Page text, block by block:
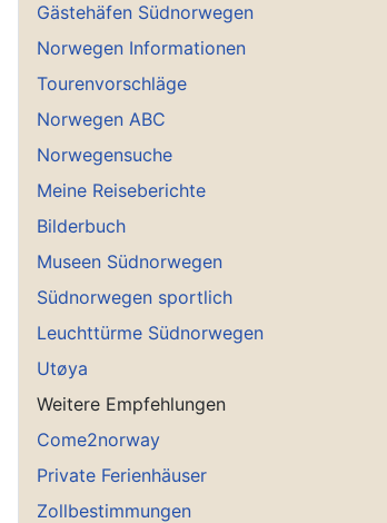
Gästehäfen Südnorwegen
Norwegen Informationen
Tourenvorschläge
Norwegen ABC
Norwegensuche
Meine Reiseberichte
Bilderbuch
Museen Südnorwegen
Südnorwegen sportlich
Leuchttürme Südnorwegen
Utøya
Weitere Empfehlungen
Come2norway
Private Ferienhäuser
Zollbestimmungen